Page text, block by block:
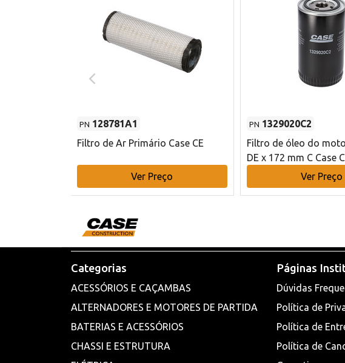
PN 128781A1
Filtro de Ar Primário Case CE
Ver Preço
PN 1329020C2
Filtro de óleo do
DE x 172 mm C Case
Ver Preço
Categorias
ACESSÓRIOS E CAÇAMBAS
ALTERNADORES E MOTORES DE PARTIDA
BATERIAS E ACESSÓRIOS
CHASSI E ESTRUTURA
Páginas
Dúvidas
Política de
Política de
Política de